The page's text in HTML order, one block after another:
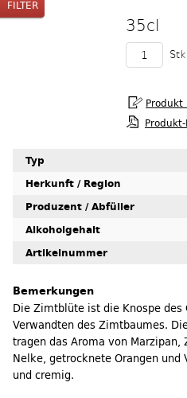
FILTER
35cl
Produkt-
Typ
Herkunft / Region
Produzent / Abfüller
Alkoholgehalt
Artikelnummer
Bemerkungen
Die Zimtblüte ist die Knospe des
Verwandten des Zimtbaumes.
tragen das Aroma von
Nelke, getrocknete Orangen
und cremig.